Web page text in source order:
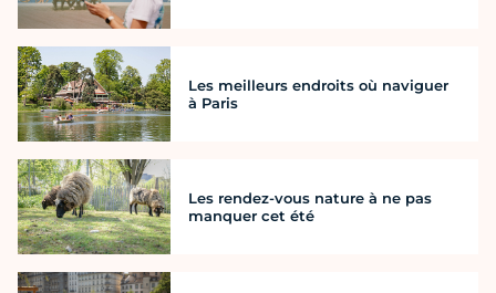
Les meilleurs endroits où naviguer
à Paris
Les rendez-vous nature à ne pas
manquer cet été